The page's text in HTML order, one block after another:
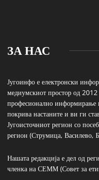
ЗА НАС
Југоинфо е електронски
медиумскиот простор од
професионално информирање
покрива настаните и ви ги
Југоисточниот регион со
регион (Струмица, Василево,
Нашата редакција е дел од
членка на СЕММ (Совет за